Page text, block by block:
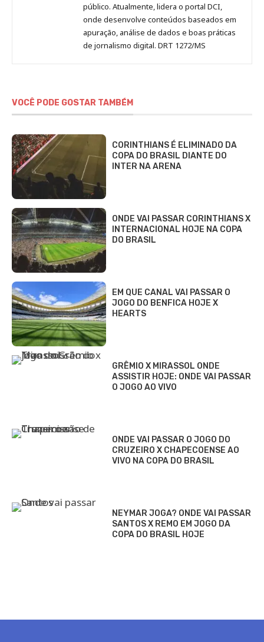
público. Atualmente, lidera o portal DCI,
onde desenvolve conteúdos baseados em
apuração, análise de dados e boas práticas
de jornalismo digital. DRT 1272/MS
VOCÊ PODE GOSTAR TAMBÉM
CORINTHIANS É ELIMINADO DA
COPA DO BRASIL DIANTE DO
INTER NA ARENA
ONDE VAI PASSAR CORINTHIANS X
INTERNACIONAL HOJE NA COPA
DO BRASIL
EM QUE CANAL VAI PASSAR O
JOGO DO BENFICA HOJE X
HEARTS
GRÊMIO X MIRASSOL ONDE
ASSISTIR HOJE: ONDE VAI PASSAR
O JOGO AO VIVO
ONDE VAI PASSAR O JOGO DO
CRUZEIRO X CHAPECOENSE AO
VIVO NA COPA DO BRASIL
NEYMAR JOGA? ONDE VAI PASSAR
SANTOS X REMO EM JOGO DA
COPA DO BRASIL HOJE